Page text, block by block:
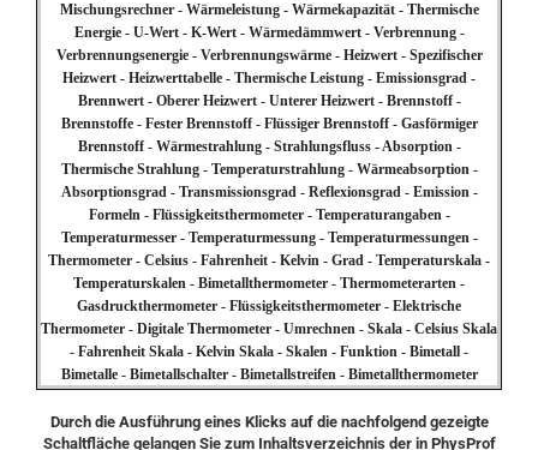
Mischungsrechner - Wärmeleistung - Wärmekapazität - Thermische
Energie - U-Wert - K-Wert - Wärmedämmwert - Verbrennung -
Verbrennungsenergie - Verbrennungswärme - Heizwert - Spezifischer
Heizwert - Heizwerttabelle - Thermische Leistung - Emissionsgrad -
Brennwert - Oberer Heizwert - Unterer Heizwert - Brennstoff -
Brennstoffe - Fester Brennstoff - Flüssiger Brennstoff - Gasförmiger
Brennstoff - Wärmestrahlung - Strahlungsfluss - Absorption -
Thermische Strahlung - Temperaturstrahlung - Wärmeabsorption -
Absorptionsgrad - Transmissionsgrad - Reflexionsgrad - Emission -
Formeln - Flüssigkeitsthermometer - Temperaturangaben -
Temperaturmesser - Temperaturmessung - Temperaturmessungen -
Thermometer - Celsius - Fahrenheit - Kelvin - Grad - Temperaturskala -
Temperaturskalen - Bimetallthermometer - Thermometerarten -
Gasdruckthermometer - Flüssigkeitsthermometer - Elektrische
Thermometer - Digitale Thermometer - Umrechnen - Skala - Celsius Skala
- Fahrenheit Skala - Kelvin Skala - Skalen - Funktion - Bimetall -
Bimetalle - Bimetallschalter - Bimetallstreifen - Bimetallthermometer
Durch die Ausführung eines Klicks auf die nachfolgend gezeigte
Schaltfläche gelangen Sie zum Inhaltsverzeichnis der in PhysProf